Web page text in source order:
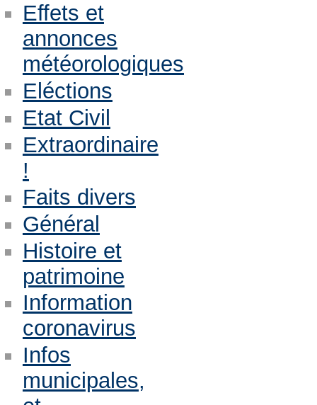
Effets et
annonces
météorologiques
Eléctions
Etat Civil
Extraordinaire
!
Faits divers
Général
Histoire et
patrimoine
Information
coronavirus
Infos
municipales,